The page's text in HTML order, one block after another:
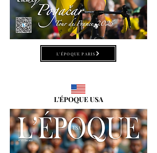
L'ÉPOQUE PARIS
L'ÉPOQUE USA